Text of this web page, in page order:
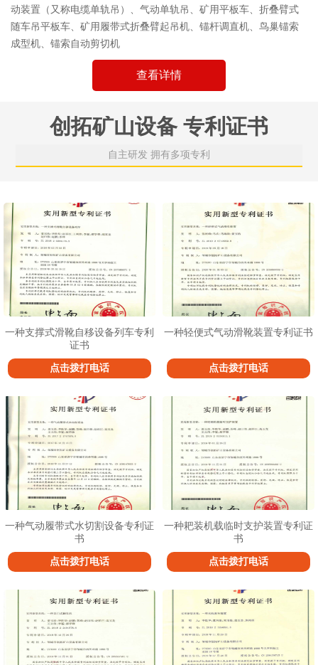
动装置（又称电缆单轨吊）、气动单轨吊、矿用平板车、折叠臂式
随车吊平板车、矿用履带式折叠臂起吊机、锚杆调直机、鸟巢锚索
成型机、锚索自动剪切机
查看详情
创拓矿山设备 专利证书
自主研发 拥有多项专利
一种支撑式滑靴自移设备列车专利
证书
点击拨打电话
一种轻便式气动滑靴装置专利证书
点击拨打电话
一种气动履带式水切割设备专利证
书
点击拨打电话
一种耙装机载临时支护装置专利证
书
点击拨打电话